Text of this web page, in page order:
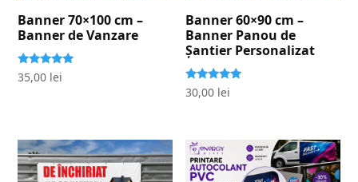
Banner 70×100 cm –
Banner de Vanzare
Evaluat la
5.00
35,00 lei
Banner 60×90 cm –
Banner Panou de
Șantier Personalizat
Evaluat la
5.00
30,00 lei